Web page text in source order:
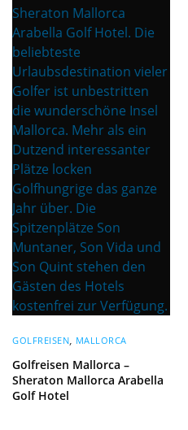
GOLFREISEN MALLORCA
Golfreisen Mallorca –
Sheraton Mallorca Arabella
Golf Hotel